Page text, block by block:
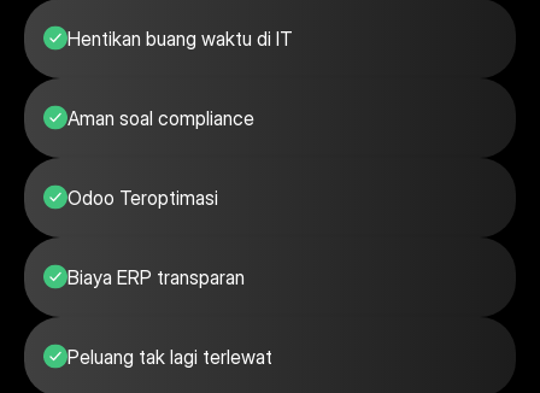
Hentikan buang waktu di IT
Aman soal compliance
Odoo Teroptimasi
Biaya ERP transparan
Peluang tak lagi terlewat